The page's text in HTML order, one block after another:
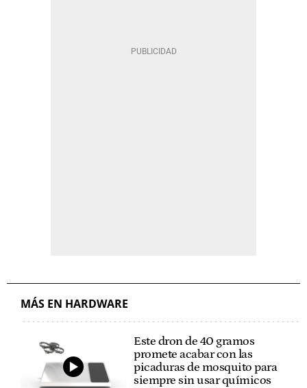
MÁS EN HARDWARE
Este dron de 40 gramos
promete acabar con las
picaduras de mosquito para
siempre sin usar químicos